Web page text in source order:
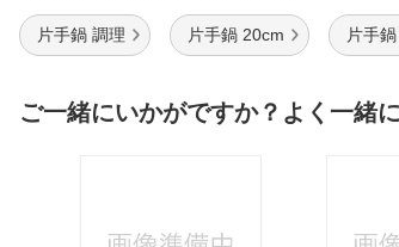
片手鍋 調理 片手鍋 20cm 片手
ご一緒にいかがですか？よく一緒